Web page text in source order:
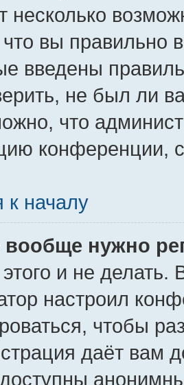
несколько
вы правильно
введены
не был ли
что
конференции,
к началу
нужно
и не делать.
настроил
чтобы
даёт вам